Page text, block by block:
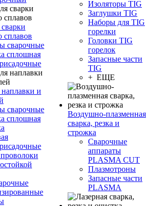
сплавов
сварочные
сплошная
и
сварочные
сплошная
Изоляторы TIG
Заглушки TIG
Наборы для TIG
горелки
Головки TIG
горелок
Запасные части
TIG
+ ЕЩЕ
Воздушно-плазменная
сварка, резка и
строжка
Сварочные
аппараты
PLASMA CUT
Плазмотроны
Запасные части
PLASMA